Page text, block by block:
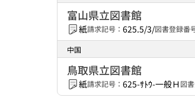
富山県立図書館
紙請求記号： 625.5/3/図書登録番
中国
鳥取県立図書館
紙請求記号： 625-ｻﾄｳ-一般Ｈ図